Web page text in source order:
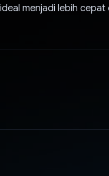
menjadi lebih cepat